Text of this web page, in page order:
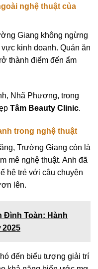
nghệ thuật của
Giang không ngừng
kinh doanh. Quán ăn
thành điểm đến ẩm
Nhã Phương, trong
Tâm Beauty Clinic.
trong nghệ thuật
Trường Giang còn là
mê nghệ thuật. Anh đã
hệ trẻ với câu chuyện
lên.
Đình Toàn: Hành
đến biểu tượng giải trí